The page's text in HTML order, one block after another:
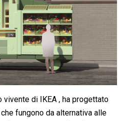
vivente di IKEA , ha progettato
fungono da alternativa alle